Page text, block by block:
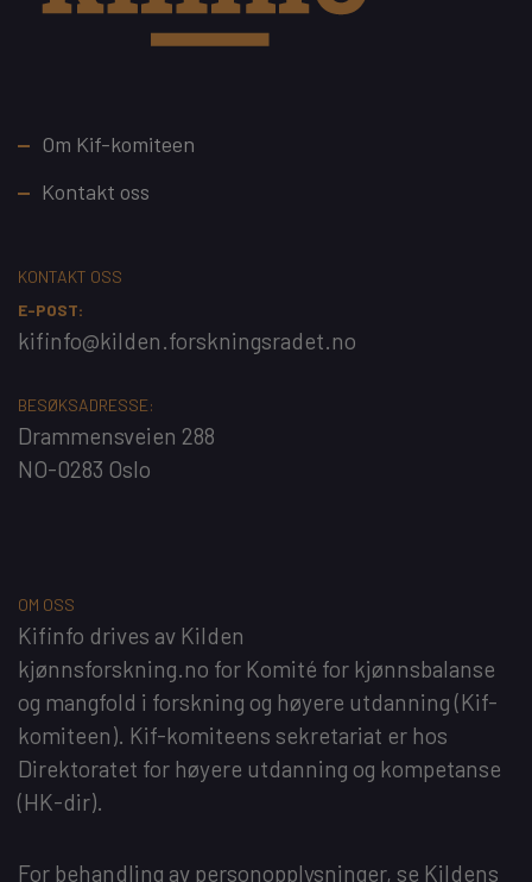
Footer
Om Kif-komiteen
Kontakt oss
KONTAKT OSS
E-POST:
kifinfo@kilden.forskningsradet.no
BESØKSADRESSE:
Drammensveien 288
NO-0283 Oslo
OM OSS
Kifinfo drives av Kilden
kjønnsforskning.no for Komité for kjønnsbalanse
og mangfold i forskning og høyere utdanning(Kif-
komiteen). Kif-komiteens sekretariat er hos
Direktoratet for høyere utdanning og kompetanse
(HK-dir).
For behandling av personopplysninger, se Kildens